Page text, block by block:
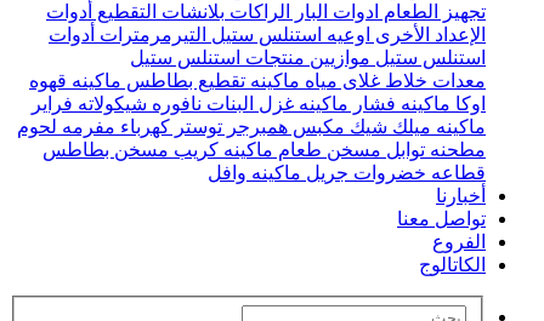
تجهيز الطعام ادوات البار الراكات بلانشات التقطيع أدوات
الإعداد الأخرى اوعيه استنلس ستيل التيرمرمترات أدوات
استنلس ستيل موازيين منتجات استنلس ستيل
معدات خلاط غلاى مياه ماكينه تقطيع بطاطس ماكينه قهوه
اوكا ماكينه فشار ماكينه غزل البنات نافوره شيكولاته فراير
ماكينه ميلك شيك مكبس همبرجر توستر كهرباء مفرمه لحوم
مطحنه توابل مسخن طعام ماكينه كريب مسخن بطاطس
قطاعه خضروات جريل ماكينه وافل
أخبارنا
تواصل معنا
الفروع
الكاتالوج